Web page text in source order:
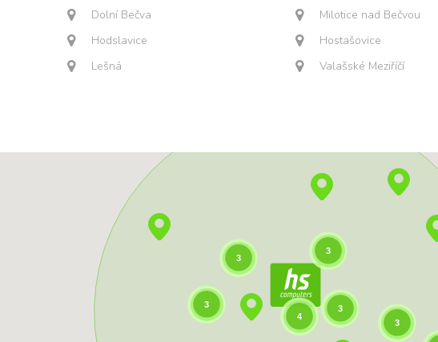
Dolní Bečva Milotice nad Bečvou
Hodslavice Hostašovice
Lešná Valašské Meziříčí
3
4
3
3
3
3